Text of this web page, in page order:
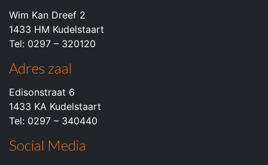
Wim Kan Dreef 2
1433 HM Kudelstaart
Tel: 0297 – 320120
Adres zaal
Edisonstraat 6
1433 KA Kudelstaart
Tel: 0297 – 340440
Social Media